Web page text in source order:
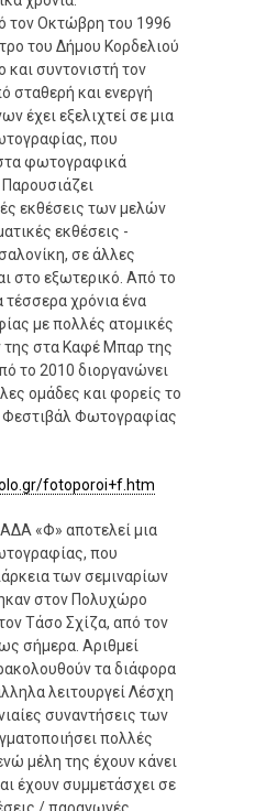
τον Οκτώβρη του 1996
του Δήμου Κορδελιού
συντονιστή τον
σταθερή και ενεργή
έχει εξελιχτεί σε μια
που
φωτογραφικά
εκθέσεις των μελών
εκθέσεις -
σε άλλες
στο εξωτερικό. Από το
τέσσερα χρόνια ένα
με πολλές ατομικές
της στα Καφέ Μπαρ της
το 2010 διοργανώνει
ομάδες και φορείς το
Φωτογραφίας
fotoporoi+f.htm
«Φ» αποτελεί μια
που
των σεμιναρίων
στον Πολυχώρο
Τάσο Σχίζα, από τον
σήμερα. Αριθμεί
τα διάφορα
λειτουργεί Λέσχη
συναντήσεις των
πολλές
μέλη της έχουν κάνει
έχουν συμμετάσχει σε